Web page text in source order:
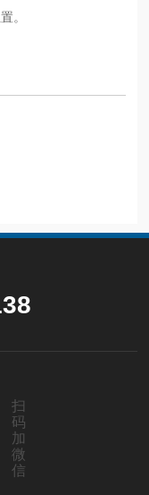
。
扫
码
加
微
信